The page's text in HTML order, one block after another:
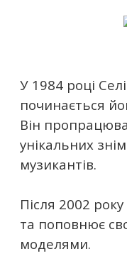
У 1984 році
починається
Він
унікальних
музикантів.
Після 2002
та поповнює
моделями.